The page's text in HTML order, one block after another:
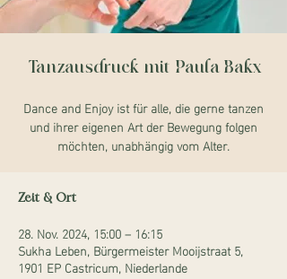
Tanzausdruck mit Paula Bakx
Dance and Enjoy ist für alle, die gerne tanzen
und ihrer eigenen Art der Bewegung folgen
möchten, unabhängig vom Alter.
Zeit & Ort
28. Nov. 2024, 15:00 – 16:15
Sukha Leben, Bürgermeister Mooijstraat 5,
1901 EP Castricum, Niederlande